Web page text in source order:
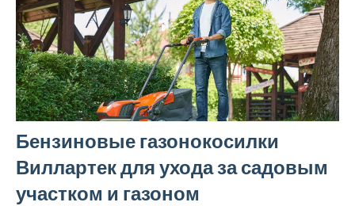
Бензиновые газонокосилки
Виллартек для ухода за садовым
участком и газоном